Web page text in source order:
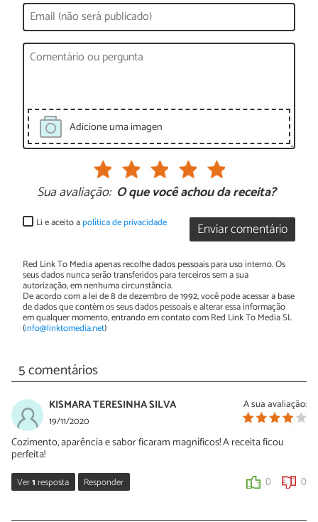
Adicione uma imagen
Sua avaliação: O que você achou da receita?
Enviar comentário
Li e aceito apolítica de privacidade
Red Link To Media apenas recolhe dados pessoais para uso interno. Os
seus dados nunca serão transferidos para terceiros sem a sua
autorização, em nenhuma circunstância.
De acordo com a lei de 8 de dezembro de 1992, você pode acessar a base
de dados que contém os seus dados pessoais e alterar essa informação
em qualquer momento, entrando em contato com Red Link To Media SL
(info@linktomedia.net)
5 comentários
A sua avaliação:
KISMARA TERESINHA SILVA
19/11/2020
Cozimento, aparência e sabor ficaram magníficos! A receita ficou
perfeita!
Ver1resposta Responder 0 0